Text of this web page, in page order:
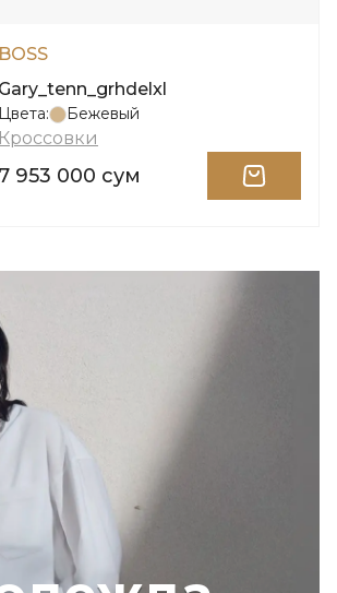
BOSS
Gary_tenn_grhdelxl
Цвета: Бежевый
Кроссовки
7 953 000 сум